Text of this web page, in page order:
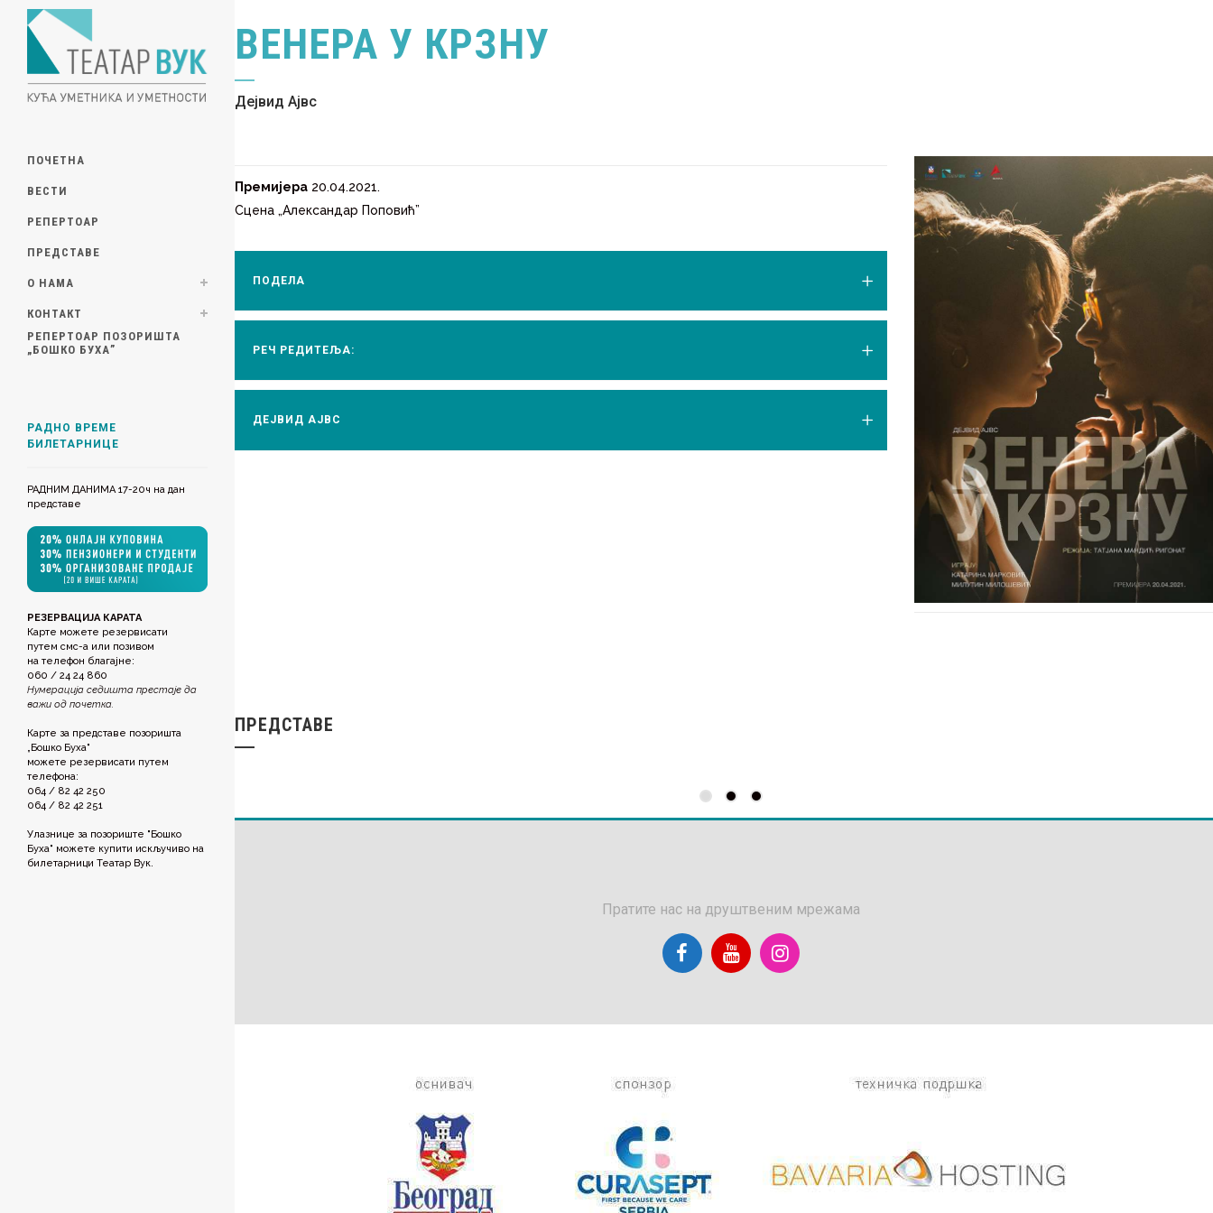
ПОЧЕТНА
ВЕСТИ
РЕПЕРТОАР
ПРЕДСТАВЕ
О НАМА
КОНТАКТ
РЕПЕРТОАР ПОЗОРИШТА
„БОШКО БУХА”
РАДНО ВРЕМЕ
БИЛЕТАРНИЦЕ
РАДНИМ ДАНИМА 17-20ч на дан
представе
РЕЗЕРВАЦИЈА КАРАТА
Карте можете резервисати
путем смс-а или позивом
на телефон благајне:
060 / 24 24 860
Нумерација седишта престаје да
важи од почетка.
Карте за представе позоришта
„Бошко Буха"
можете резервисати путем
телефона:
064 / 82 42 250
064 / 82 42 251
Улазнице за позориште "Бошко
Буха" можете купити искључиво на
билетарници Театар Вук.
ВЕНЕРА У КРЗНУ
Дејвид Ајвс
Премијера 20.04.2021.
Сцена „Александар Поповић”
ПОДЕЛА
РЕЧ РЕДИТЕЉА:
ДЕЈВИД АЈВС
ПРЕДСТАВЕ
Пратите нас на друштвеним мрежама